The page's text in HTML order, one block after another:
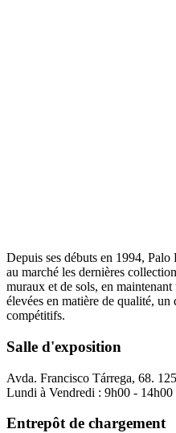
Depuis ses débuts en 1994, Palo
au marché les dernières
muraux et de sols, en
élevées en matière de qualité, un
compétitifs.
Salle d'exposition
Avda. Francisco Tárrega, 68.
Lundi à Vendredi : 9h00 -
Entrepôt de chargement